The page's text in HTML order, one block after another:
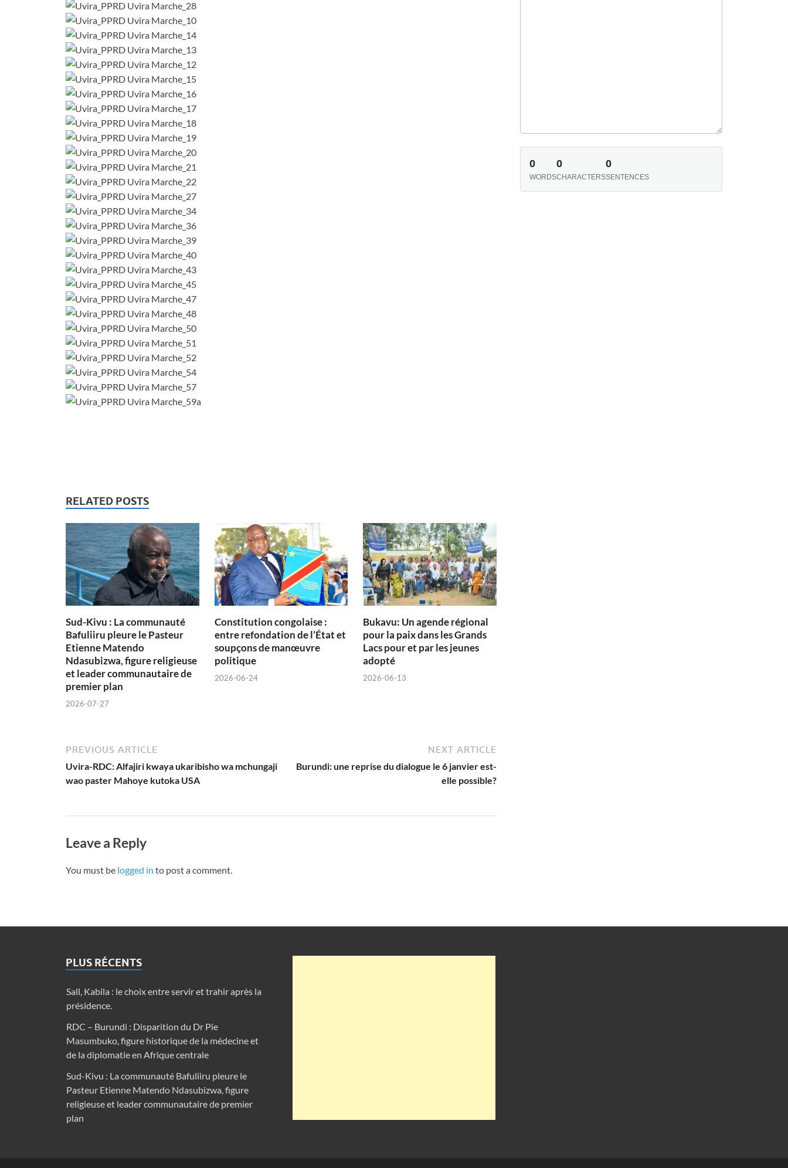
RELATED POSTS
Sud-Kivu : La communauté
Bafuliiru pleure le Pasteur
Etienne Matendo
Ndasubizwa, figure religieuse
et leader communautaire de
premier plan
2026-07-27
Constitution congolaise :
entre refondation de l’État et
soupçons de manœuvre
politique
2026-06-24
Bukavu: Un agende régional
pour la paix dans les Grands
Lacs pour et par les jeunes
adopté
2026-06-13
PREVIOUS ARTICLE
Uvira-RDC: Alfajiri kwaya ukaribisho wa mchungaji
wao paster Mahoye kutoka USA
NEXT ARTICLE
Burundi: une reprise du dialogue le 6 janvier est-
elle possible?
Leave a Reply
You must be logged in to post a comment.
0
WORDS
0
CHARACTERS
0
SENTENCES
PLUS RÉCENTS
Sall, Kabila : le choix entre servir et trahir après la
présidence.
RDC – Burundi : Disparition du Dr Pie
Masumbuko, figure historique de la médecine et
de la diplomatie en Afrique centrale
Sud-Kivu : La communauté Bafuliiru pleure le
Pasteur Etienne Matendo Ndasubizwa, figure
religieuse et leader communautaire de premier
plan